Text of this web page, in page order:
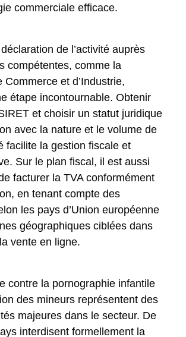
commerciale efficace.
de l’activité auprès
compétentes, comme la
Commerce et d’Industrie,
étape incontournable. Obtenir
et choisir un statut juridique
avec la nature et le volume de
facilite la gestion fiscale et
Sur le plan fiscal, il est aussi
facturer la TVA conformément
en tenant compte des
les pays d’Union européenne
géographiques ciblées dans
vente en ligne.
contre la pornographie infantile
des mineurs représentent des
majeures dans le secteur. De
interdisent formellement la